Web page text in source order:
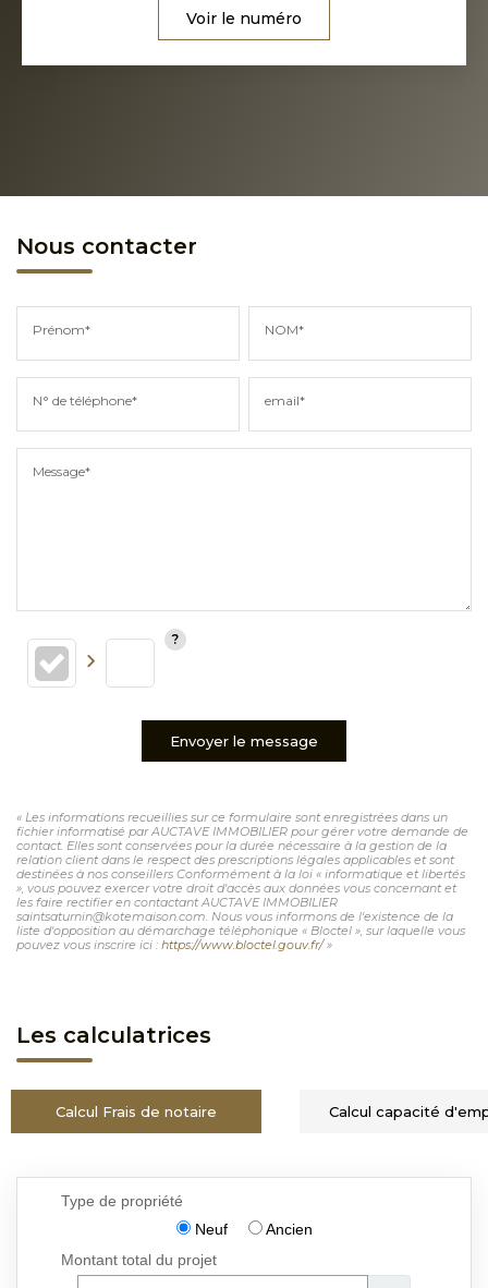
Voir le numéro
Nous contacter
Prénom* NOM*
N° de téléphone* email*
Message*
Envoyer le message
« Les informations recueillies sur ce formulaire sont enregistrées dans un
fichier informatisé par AUCTAVE IMMOBILIER pour gérer votre demande de
contact. Elles sont conservées pour la durée nécessaire à la gestion de la
relation client dans le respect des prescriptions légales applicables et sont
destinées à nos conseillers Conformément à la loi « informatique et libertés
», vous pouvez exercer votre droit d'accès aux données vous concernant et
les faire rectifier en contactant AUCTAVE IMMOBILIER
saintsaturnin@kotemaison.com. Nous vous informons de l'existence de la
liste d'opposition au démarchage téléphonique « Bloctel », sur laquelle vous
pouvez vous inscrire ici : https://www.bloctel.gouv.fr/»
Les calculatrices
Calcul Frais de notaire Calcul capacité